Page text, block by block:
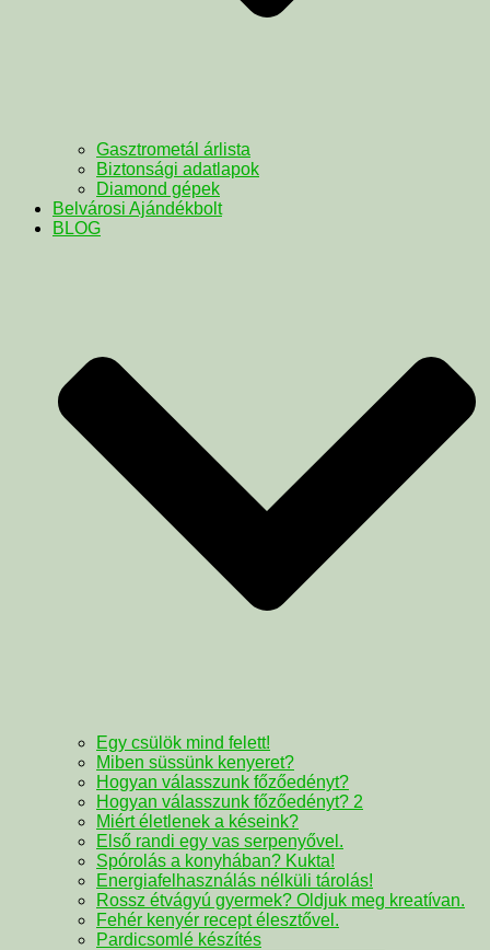
Gasztrometál árlista
Biztonsági adatlapok
Diamond gépek
Belvárosi Ajándékbolt
BLOG
Egy csülök mind felett!
Miben süssünk kenyeret?
Hogyan válasszunk főzőedényt?
Hogyan válasszunk főzőedényt? 2
Miért életlenek a késeink?
Első randi egy vas serpenyővel.
Spórolás a konyhában? Kukta!
Energiafelhasználás nélküli tárolás!
Rossz étvágyú gyermek? Oldjuk meg kreatívan.
Fehér kenyér recept élesztővel.
Pardicsomlé készítés